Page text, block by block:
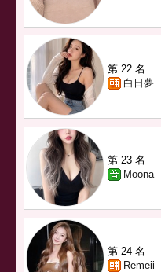
第 22 名
白日夢
第 23 名
Moona
第 24 名
Remeii